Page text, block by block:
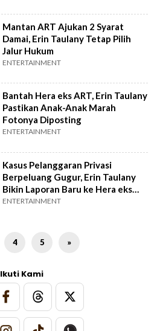
Mantan ART Ajukan 2 Syarat
Damai, Erin Taulany Tetap Pilih
Jalur Hukum
ENTERTAINMENT
Bantah Hera eks ART, Erin Taulany
Pastikan Anak-Anak Marah
Fotonya Diposting
ENTERTAINMENT
Kasus Pelanggaran Privasi
Berpeluang Gugur, Erin Taulany
Bikin Laporan Baru ke Hera eks
ART
ENTERTAINMENT
4 5 »
Ikuti Kami